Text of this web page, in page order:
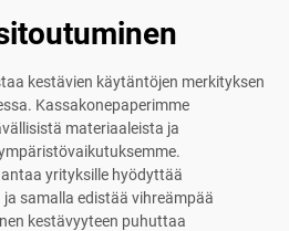
kestävien käytäntöjen merkityksen
Kassakonepaperimme
materiaaleista ja
yrityksille hyödyttää
samalla edistää vihreämpää
kestävyyteen puhuttaa